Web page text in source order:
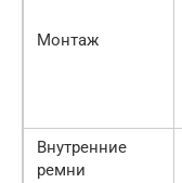
Монтаж
Внутренние
ремни